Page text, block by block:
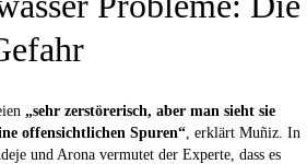
„sehr zerstörerisch, aber man sieht sie
offensichtlichen Spuren“ , erklärt Muñiz. In
und Arona vermutet der Experte, dass es